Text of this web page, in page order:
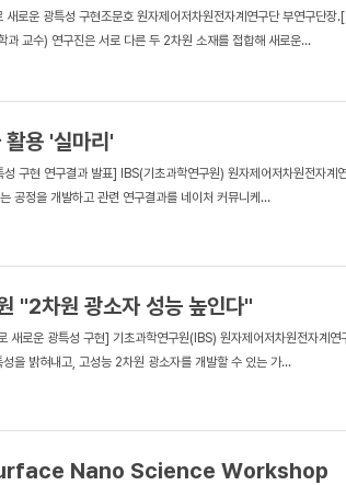
새로운 광특성 구현조문호 원자제어저차원전자계연구단 부연구단
교수) 연구진은 서로 다른 두 2차원 소재를 접합해 새로운...
용 '실마리'
구현 연구결과 발표] IBS(기초과학연구원) 원자제어저차원전자
공정을 개발하고 관련 연구결과를 네이처 커뮤니케...
"2차원 광소자 성능 높인다"
새로운 광특성 구현] 기초과학연구원(IBS) 원자제어저차원전자
을 밝혀내고, 고성능 2차원 광소자를 개발할 수 있는 가...
Nano Science Workshop